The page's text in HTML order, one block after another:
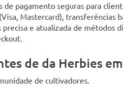
pagamento seguras para
Mastercard), transferências
precisa e atualizada de métodos
de da Herbies
de cultivadores.